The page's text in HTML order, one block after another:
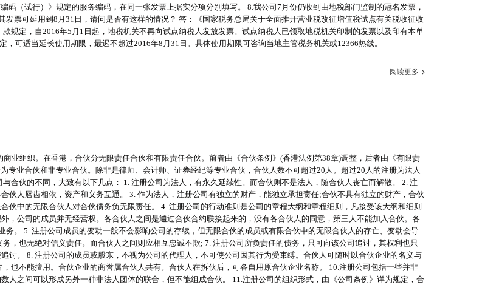
码（试行）》规定的服务编码，在同一张发票上据实分项分别填写。 8.我公司7月份仍收到由地税部门监制的冠名发票，
票可延用到8月31日，请问是否有这样的情况？ 答：《国家税务总局关于全面推开营业税改征增值税试点有关税收征收
规定，自2016年5月1日起，地税机关不再向试点纳税人发放发票。试点纳税人已领取地税机关印制的发票以及印有本单
可适当延长使用期限，最迟不超过2016年8月31日。具体使用期限可咨询当地主管税务机关或12366热线。
阅读更多
业组织。在香港，合伙分无限责任合伙和有限责任合伙。前者由《合伙条例》(香港法例第38章)调整，后者由《有限责
专业合伙和非专业合伙。除非是律师、会计师、证券经纪等专业合伙，合伙人数不可超过20人。超过20人的注册为法人
合伙的不同，大致有以下几点： 1. 注册公司为法人，有永久延续性。而合伙则不是法人，随合伙人丧亡而解散。 2. 注
伙人唇齿相依，资产和义务互通。 3. 作为法人，注册公司有独立的财产，能独立承担责任;合伙不具有独立的财产，合伙
伙中的无限合伙人对合伙债务负无限责任。 4. 注册公司的行动准则是公司的章程大纲和章程细则，凡接受该大纲和细则
，公司的成员并无经营权。各合伙人之间是通过合伙合约联接起来的，没有各合伙人的同意，第三人不能加入合伙。各
。 5. 注册公司成员的变动一般不会影响公司的存续，但无限合伙的成员或有限合伙中的无限合伙人的存亡、变动会导
，也无绝对信义责任。而合伙人之间则应相互忠诚不欺; 7. 注册公司所负责任的债务，只可向该公司追讨，其权利也只
讨。 8. 注册公司的成员或股东，不视为公司的代理人，不可使公司因其行为受束缚。合伙人可随时以合伙企业的名义与
也不能擅用。合伙企业的商誉属合伙人共有。合伙人在拆伙后，可各自用原合伙企业名称。 10.注册公司包括一些并非
人之间可以形成另外一种非法人团体的联合，但不能组成合伙。 11.注册公司的组织形式，由《公司条例》详为规定，合